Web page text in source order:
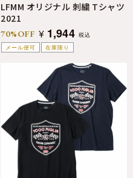
メール便可
在庫限り
LFMM オリジナル 刺繍 Tシャツ
2021
70%OFF ¥ 1,944 税込